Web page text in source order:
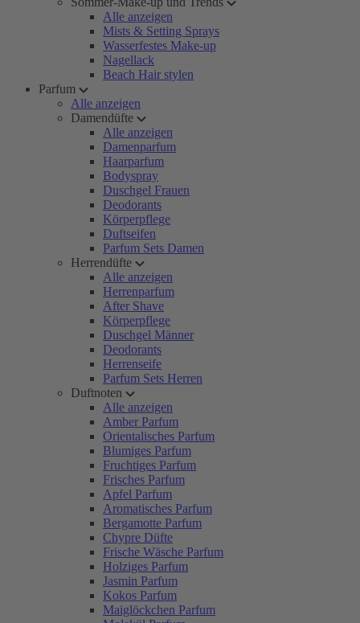
Alle anzeigen
Mists & Setting Sprays
Wasserfestes Make-up
Nagellack
Beach Hair stylen
Parfum
Alle anzeigen
Damendüfte
Alle anzeigen
Damenparfum
Haarparfum
Bodyspray
Duschgel Frauen
Deodorants
Körperpflege
Duftseifen
Parfum Sets Damen
Herrendüfte
Alle anzeigen
Herrenparfum
After Shave
Körperpflege
Duschgel Männer
Deodorants
Herrenseife
Parfum Sets Herren
Duftnoten
Alle anzeigen
Amber Parfum
Orientalisches Parfum
Blumiges Parfum
Fruchtiges Parfum
Frisches Parfum
Apfel Parfum
Aromatisches Parfum
Bergamotte Parfum
Chypre Düfte
Frische Wäsche Parfum
Holziges Parfum
Jasmin Parfum
Kokos Parfum
Maiglöckchen Parfum